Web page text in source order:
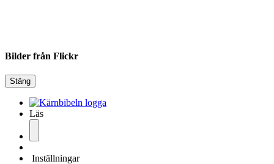
Bilder från Flickr
Stäng
Läs
Inställningar